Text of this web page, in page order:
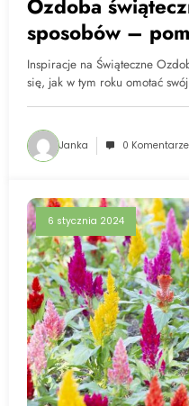
Ozdoba
sposobów –
dom
Inspiracje na Świąteczne
się, jak w tym roku omotać
Janka 0 Komentarze
6 stycznia 2024